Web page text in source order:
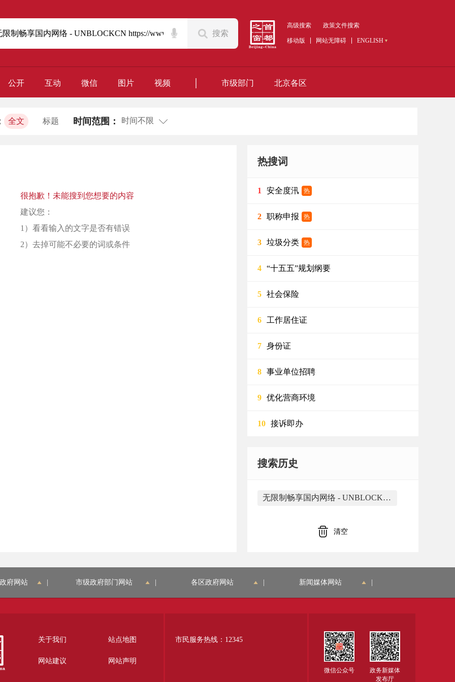
搜索
高级搜索 政策文件搜索
移动版 网站无障碍 ENGLISH
公开 互动 微信 图片 视频 市级部门 北京各区
全文 标题 时间范围： 时间不限
很抱歉！未能搜到您想要的内容
建议您：
1）看看输入的文字是否有错误
2）去掉可能不必要的词或条件
热搜词
1 安全度汛 热
2 职称申报 热
3 垃圾分类 热
4 “十五五”规划纲要
5 社会保险
6 工作居住证
7 身份证
8 事业单位招聘
9 优化营商环境
10 接诉即办
搜索历史
无限制畅享国内网络 - UNBLOCKCN https://www.unblockcn.mobi/无限制畅享国内网络_2026.html 是由合肥市蜀山区大香蕉网络应用工作室开发
清空
府网站 市级政府部门网站 各区政府网站 新闻媒体网站
关于我们 站点地图
网站建议 网站声明
市民服务热线：12345
微信公众号
政务新媒体
发布厅